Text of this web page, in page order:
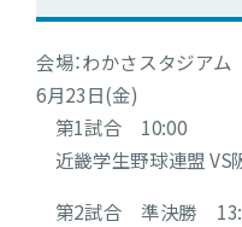
会場：わかさスタジアム
6月23日(金)
第1試合 10:00
近畿学生野球連盟 VS
第2試合 準決勝